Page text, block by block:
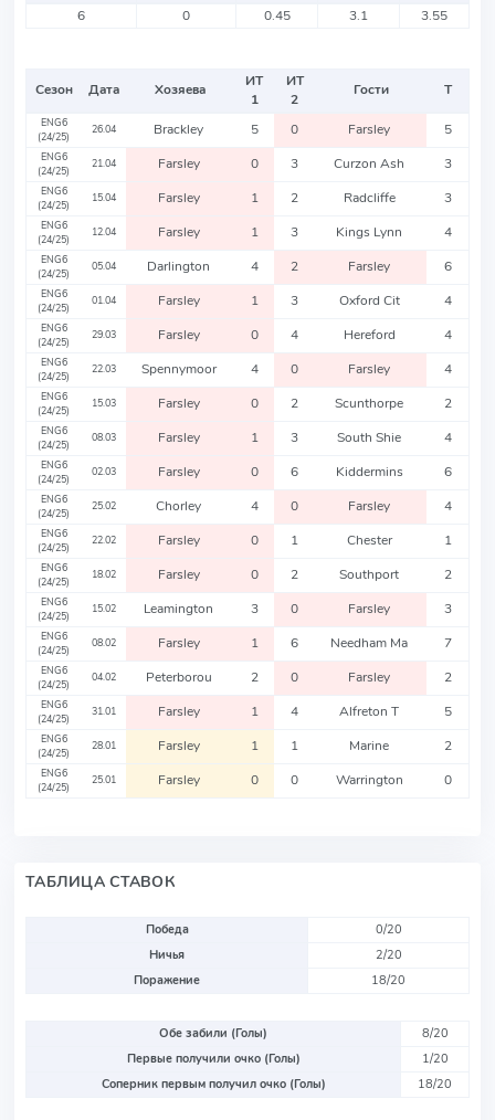
6
0 0.45 3.1 3.55
Сезон Дата Хозяева
ИТ
1
ИТ
2
Гости Т
ENG6
(24/25)
26.04 Brackley 5 0 Farsley 5
ENG6
(24/25)
21.04 Farsley 0 3 Curzon Ash 3
ENG6
(24/25)
15.04 Farsley 1 2 Radcliffe 3
ENG6
(24/25)
12.04 Farsley 1 3 Kings Lynn 4
ENG6
(24/25)
05.04 Darlington 4 2 Farsley 6
ENG6
(24/25)
01.04 Farsley 1 3 Oxford Cit 4
ENG6
(24/25)
29.03 Farsley 0 4 Hereford 4
ENG6
(24/25)
22.03 Spennymoor 4 0 Farsley 4
ENG6
(24/25)
15.03 Farsley 0 2 Scunthorpe 2
ENG6
(24/25)
08.03 Farsley 1 3 South Shie 4
ENG6
(24/25)
02.03 Farsley 0 6 Kiddermins 6
ENG6
(24/25)
25.02 Chorley 4 0 Farsley 4
ENG6
(24/25)
22.02 Farsley 0 1 Chester 1
ENG6
(24/25)
18.02 Farsley 0 2 Southport 2
ENG6
(24/25)
15.02 Leamington 3 0 Farsley 3
ENG6
(24/25)
08.02 Farsley 1 6 Needham Ma 7
ENG6
(24/25)
04.02 Peterborou 2 0 Farsley 2
ENG6
(24/25)
31.01 Farsley 1 4 Alfreton T 5
ENG6
(24/25)
28.01 Farsley 1 1 Marine 2
ENG6
(24/25)
25.01 Farsley 0 0 Warrington 0
ТАБЛИЦА СТАВОК
Победа
0/20
Ничья
2/20
Поражение
18/20
Обе забили (Голы)
8/20
Первые получили очко (Голы)
1/20
Соперник первым получил очко (Голы)
18/20